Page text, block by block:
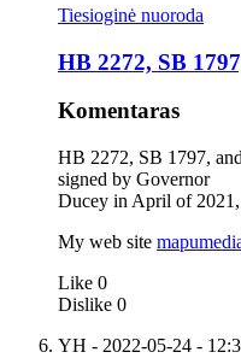
Tiesioginė nuoroda
HB 2272, SB
Komentaras
HB 2272, SB 1797,
signed by Governor
Ducey in April of
My web site
Like 0
Dislike 0
YH - 2022-05-24 -